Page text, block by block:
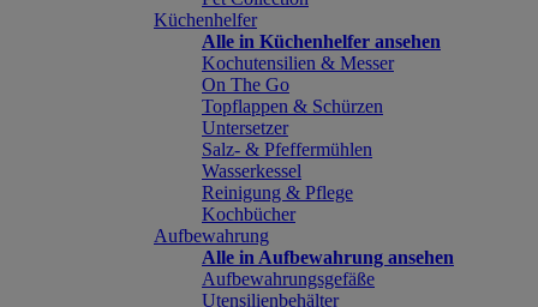
Küchenhelfer
Alle in Küchenhelfer ansehen
Kochutensilien & Messer
On The Go
Topflappen & Schürzen
Untersetzer
Salz- & Pfeffermühlen
Wasserkessel
Reinigung & Pflege
Kochbücher
Aufbewahrung
Alle in Aufbewahrung ansehen
Aufbewahrungsgefäße
Utensilienbehälter